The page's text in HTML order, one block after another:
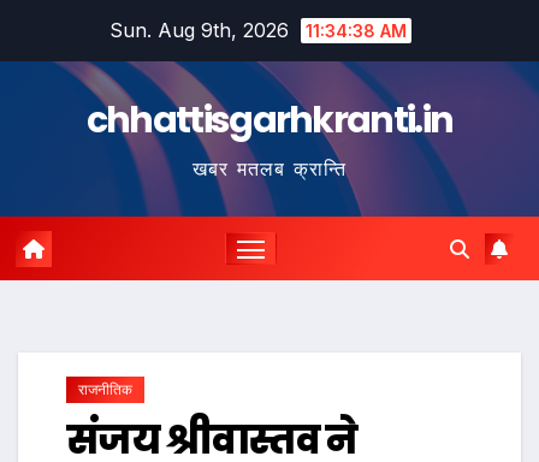
Sun. Aug 9th, 2026 11:34:39 AM
chhattisgarhkranti.in
खबर मतलब क्रान्ति
राजनीतिक
संजय श्रीवास्तव ने